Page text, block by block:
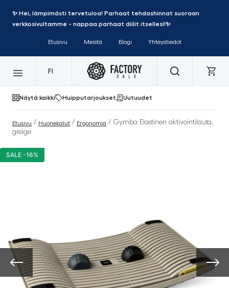
✨ Hei, lämpimästi tervetuloa! Parhaat tehdashinnat suoraan
verkkosivultamme - nappaa parhaat diilit itsellesi!✨
Etusivu Meistä Blogi Yhteystiedot
FI
Näytä kaikki Huipputarjoukset Uutuudet
Etusivu / Huonekalut / Ergonomia / Gymba Elastinen aktivointilauta,
greige
SALE -16%